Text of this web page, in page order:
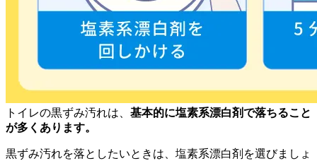
トイレの黒ずみ汚れは、 基本的に塩素系漂白剤で落ちること
が多くあります。
黒ずみ汚れを落としたいときは、塩素系漂白剤を選びましょ